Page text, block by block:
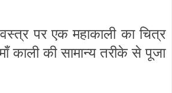
पर एक महाकाली का चित्र
काली की सामान्य तरीके से पूजा